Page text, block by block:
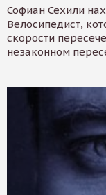
Софиан Сехили
Велосипедист,
скорости
незаконном